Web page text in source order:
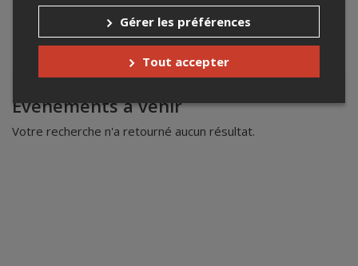
Leaflet| ©
Événements à venir
Votre recherche n'a retourné aucun résultat.
Gérer les préférences
Tout accepter